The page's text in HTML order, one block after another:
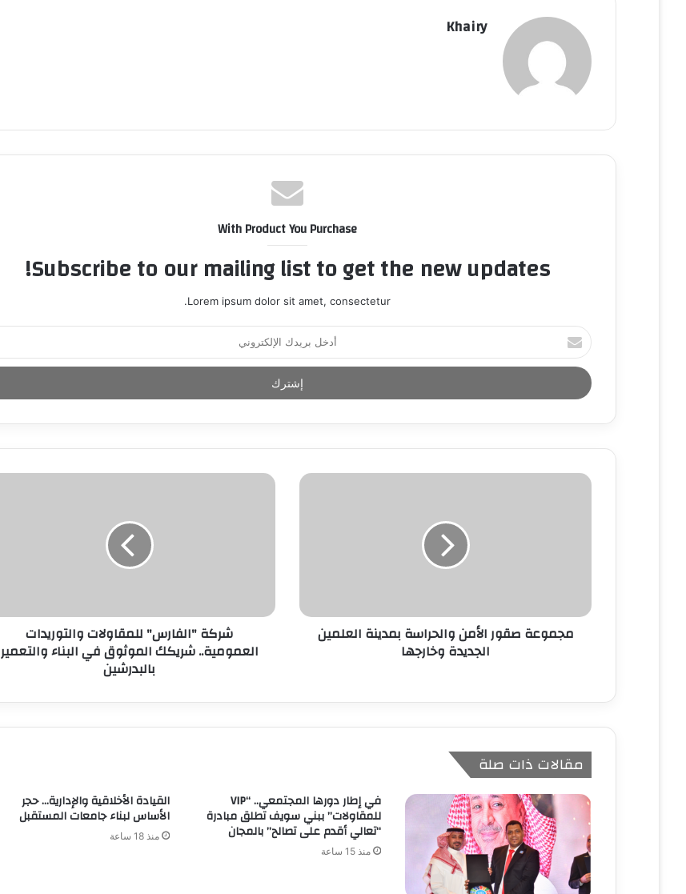
Khairy
With Product You Purchase
Subscribe to our mailing list to get the new updates!
Lorem ipsum dolor sit amet, consectetur.
أ
د
خ
ل
د
ا
مجموعة صقور الأمن والحراسة بمدينة العلمين
الجديدة وخارجها
شركة "الفارس" للمقاولات والتوريدات
العمومية.. شريكك الموثوق في البناء والتعمير
بالبدرشين
مقالات ذات صلة
في إطار دورها المجتمعي.. “VIP
للمقاولات” ببني سويف تطلق مبادرة
“تعالي أقدم على تصالح” بالمجان
منذ 15 ساعة
القيادة الأخلاقية والإدارية… حجر
الأساس لبناء جامعات المستقبل
منذ 18 ساعة